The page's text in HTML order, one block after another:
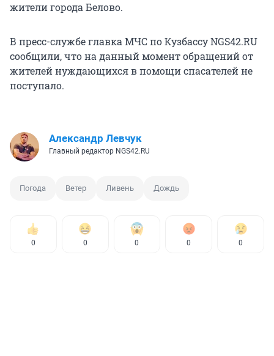
жители города Белово.
В пресс-службе главка МЧС по Кузбассу NGS42.RU
сообщили, что на данный момент обращений от
жителей нуждающихся в помощи спасателей не
поступало.
Александр Левчук
Главный редактор NGS42.RU
Погода Ветер Ливень Дождь
0 0 0 0 0